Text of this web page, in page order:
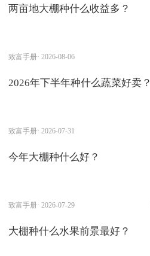
两亩地大棚种什么收益多？
致富手册· 2026-08-06
2026年下半年种什么蔬菜好卖？
致富手册· 2026-07-31
今年大棚种什么好？
致富手册· 2026-07-29
大棚种什么水果前景最好？